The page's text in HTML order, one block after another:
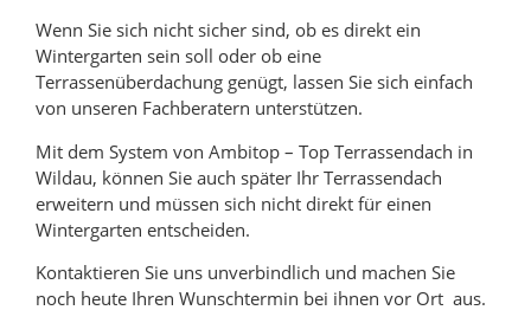
Wenn Sie sich nicht sicher sind, ob es direkt ein
Wintergarten sein soll oder ob eine
Terrassenüberdachung genügt, lassen Sie sich einfach
von unseren Fachberatern unterstützen.
Mit dem System von Ambitop – Top Terrassendach in
Wildau, können Sie auch später Ihr Terrassendach
erweitern und müssen sich nicht direkt für einen
Wintergarten entscheiden.
Kontaktieren Sie uns unverbindlich und machen Sie
noch heute Ihren Wunschtermin bei ihnen vor Ort aus.